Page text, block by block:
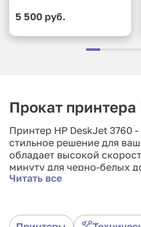
5 500 руб.
Прокат
Принтер HP DeskJet 3760
стильное решение для
обладает высокой
минуту для черно-белых
страниц в минуту для
отправлять печатные
Читать все